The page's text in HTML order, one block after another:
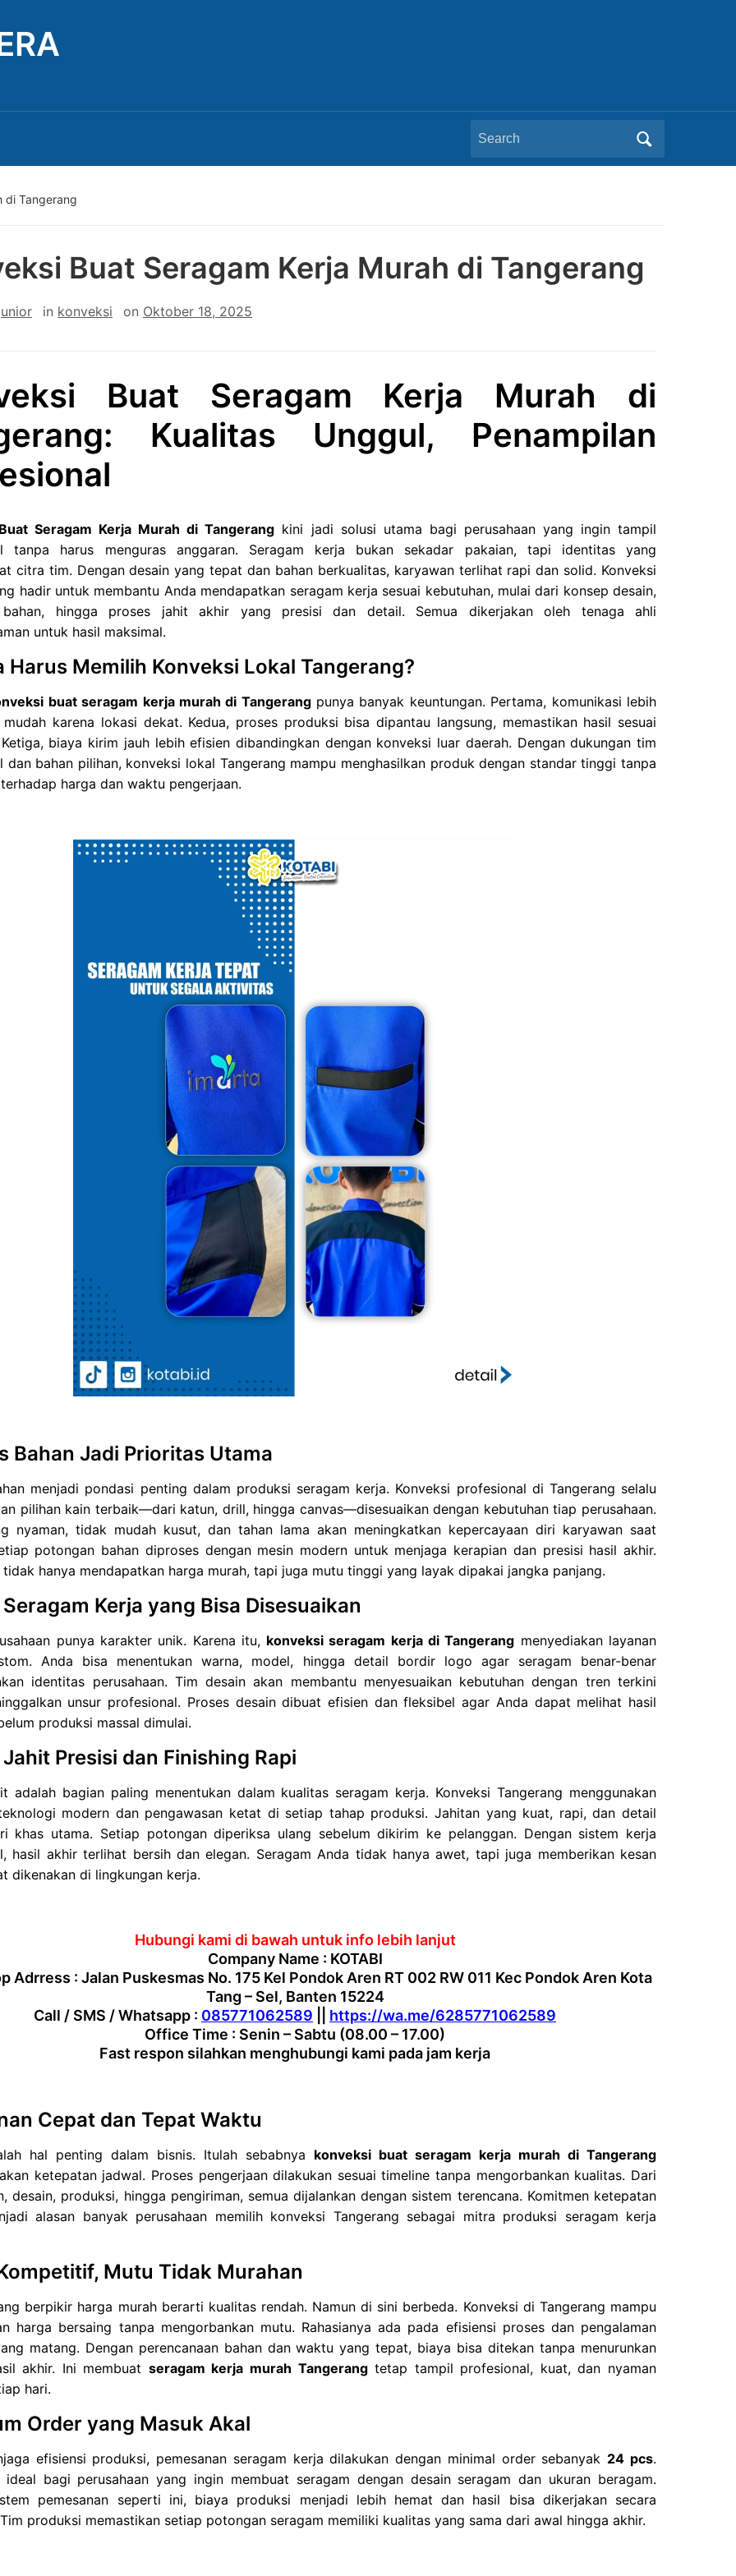
Search
for:
di Tangerang
Buat Seragam Kerja Murah di Tangerang
in konveksi on Oktober 18, 2025
Buat Seragam Kerja Murah di
Kualitas Unggul, Penampilan
Seragam Kerja Murah di Tangerang kini jadi solusi utama bagi perusahaan yang ingin tampil
tanpa harus menguras anggaran. Seragam kerja bukan sekadar pakaian, tapi identitas yang
citra tim. Dengan desain yang tepat dan bahan berkualitas, karyawan terlihat rapi dan solid. Konveksi
hadir untuk membantu Anda mendapatkan seragam kerja sesuai kebutuhan, mulai dari konsep desain,
bahan, hingga proses jahit akhir yang presisi dan detail. Semua dikerjakan oleh tenaga ahli
untuk hasil maksimal.
Harus Memilih Konveksi Lokal Tangerang?
buat seragam kerja murah di Tangerangpunya banyak keuntungan. Pertama, komunikasi lebih
karena lokasi dekat. Kedua, proses produksi bisa dipantau langsung, memastikan hasil sesuai
biaya kirim jauh lebih efisien dibandingkan dengan konveksi luar daerah. Dengan dukungan tim
dan bahan pilihan, konveksi lokal Tangerang mampu menghasilkan produk dengan standar tinggi tanpa
harga dan waktu pengerjaan.
Bahan Jadi Prioritas Utama
menjadi pondasi penting dalam produksi seragam kerja. Konveksi profesional di Tangerang selalu
pilihan kain terbaik—dari katun, drill, hingga canvas—disesuaikan dengan kebutuhan tiap perusahaan.
nyaman, tidak mudah kusut, dan tahan lama akan meningkatkan kepercayaan diri karyawan saat
potongan bahan diproses dengan mesin modern untuk menjaga kerapian dan presisi hasil akhir.
hanya mendapatkan harga murah, tapi juga mutu tinggi yang layak dipakai jangka panjang.
Kerja yang Bisa Disesuaikan
punya karakter unik. Karena itu, konveksi seragam kerja di Tangerang menyediakan layanan
Anda bisa menentukan warna, model, hingga detail bordir logo agar seragam benar-benar
identitas perusahaan. Tim desain akan membantu menyesuaikan kebutuhan dengan tren terkini
unsur profesional. Proses desain dibuat efisien dan fleksibel agar Anda dapat melihat hasil
produksi massal dimulai.
Presisi dan Finishing Rapi
adalah bagian paling menentukan dalam kualitas seragam kerja. Konveksi Tangerang menggunakan
modern dan pengawasan ketat di setiap tahap produksi. Jahitan yang kuat, rapi, dan detail
khas utama. Setiap potongan diperiksa ulang sebelum dikirim ke pelanggan. Dengan sistem kerja
hasil akhir terlihat bersih dan elegan. Seragam Anda tidak hanya awet, tapi juga memberikan kesan
dikenakan di lingkungan kerja.
Hubungi kami di bawah untuk info lebih lanjut
Company Name : KOTABI
Adrress : Jalan Puskesmas No. 175 Kel Pondok Aren RT 002 RW 011 Kec Pondok Aren Kota
Tang – Sel, Banten 15224
Call / SMS / Whatsapp : 085771062589
https://wa.me/6285771062589
Office Time : Senin – Sabtu (08.00 – 17.00)
Fast respon silahkan menghubungi kami pada jam kerja
Cepat dan Tepat Waktu
hal penting dalam bisnis. Itulah sebabnya konveksi buat seragam kerja murah di Tangerang
ketepatan jadwal. Proses pengerjaan dilakukan sesuai timeline tanpa mengorbankan kualitas. Dari
desain, produksi, hingga pengiriman, semua dijalankan dengan sistem terencana. Komitmen ketepatan
alasan banyak perusahaan memilih konveksi Tangerang sebagai mitra produksi seragam kerja
Mutu Tidak Murahan
berpikir harga murah berarti kualitas rendah. Namun di sini berbeda. Konveksi di Tangerang mampu
harga bersaing tanpa mengorbankan mutu. Rahasianya ada pada efisiensi proses dan pengalaman
matang. Dengan perencanaan bahan dan waktu yang tepat, biaya bisa ditekan tanpa menurunkan
akhir. Ini membuat seragam kerja murah Tangerangtetap tampil profesional, kuat, dan nyaman
hari.
Order yang Masuk Akal
efisiensi produksi, pemesanan seragam kerja dilakukan dengan minimal order sebanyak 24 pcs.
bagi perusahaan yang ingin membuat seragam dengan desain seragam dan ukuran beragam.
pemesanan seperti ini, biaya produksi menjadi lebih hemat dan hasil bisa dikerjakan secara
produksi memastikan setiap potongan seragam memiliki kualitas yang sama dari awal hingga akhir.